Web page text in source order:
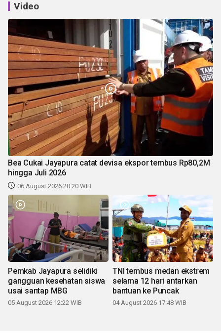
Video
Bea Cukai Jayapura catat devisa ekspor tembus Rp80,2M
hingga Juli 2026
06 August 2026 20:20 WIB
Pemkab Jayapura selidiki
gangguan kesehatan siswa
usai santap MBG
05 August 2026 12:22 WIB
TNI tembus medan ekstrem
selama 12 hari antarkan
bantuan ke Puncak
04 August 2026 17:48 WIB